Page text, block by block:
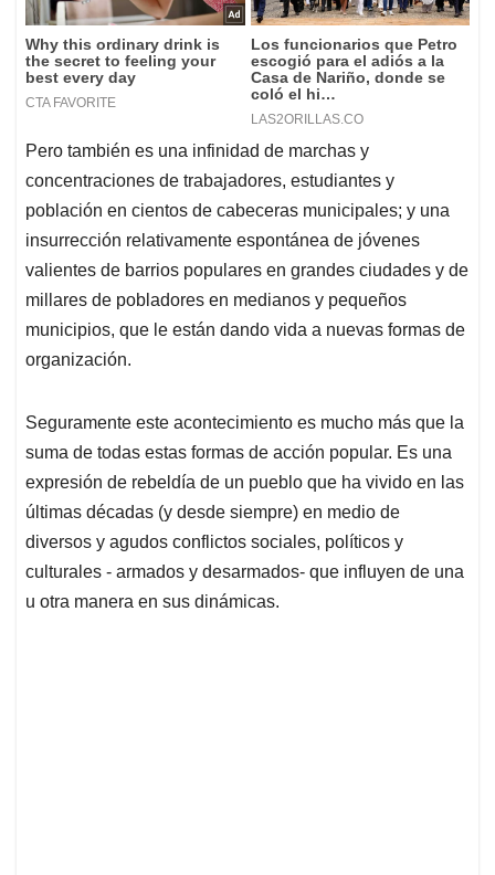
Pero también es una infinidad de marchas y
concentraciones de trabajadores, estudiantes y
población en cientos de cabeceras municipales; y una
insurrección relativamente espontánea de jóvenes
valientes de barrios populares en grandes ciudades y de
millares de pobladores en medianos y pequeños
municipios, que le están dando vida a nuevas formas de
organización.
Seguramente este acontecimiento es mucho más que la
suma de todas estas formas de acción popular. Es una
expresión de rebeldía de un pueblo que ha vivido en las
últimas décadas (y desde siempre) en medio de
diversos y agudos conflictos sociales, políticos y
culturales - armados y desarmados- que influyen de una
u otra manera en sus dinámicas.